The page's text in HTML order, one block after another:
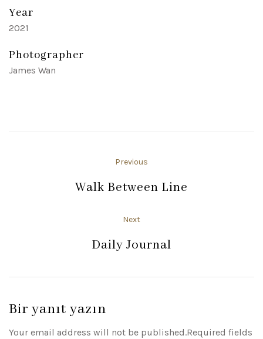
Year
2021
Photographer
James Wan
Previous
Walk Between Line
Next
Daily Journal
Bir yanıt yazın
Your email address will not be published.Required fields